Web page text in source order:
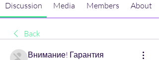
Discussion Media Members About
Back
Внимание! Гарантия